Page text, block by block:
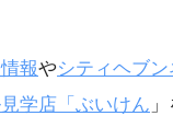
報やシティヘブン
学店「ぶいけん